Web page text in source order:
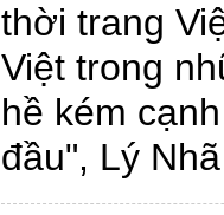
thời trang
Việt trong
hề kém
đầu", Lý